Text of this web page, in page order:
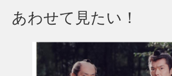
あわせて見たい！